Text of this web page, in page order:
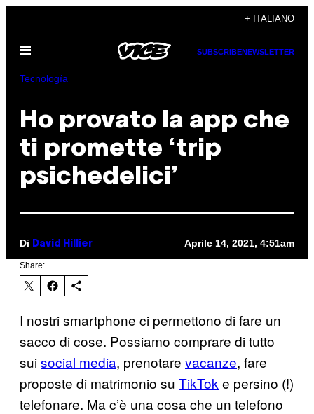
contenuto
+ ITALIANO
Apri
SUBSCRIBENEWSLETTER
Tecnología
Ho provato la app che
ti promette ‘trip
psichedelici’
Di David Hillier Aprile 14, 2021, 4:51am
Share:
I nostri smartphone ci permettono di fare un
sacco di cose. Possiamo comprare di tutto
suisocial media, prenotare vacanze, fare
proposte di matrimonio su TikTok e persino (!)
telefonare. Ma c’è una cosa che un telefono